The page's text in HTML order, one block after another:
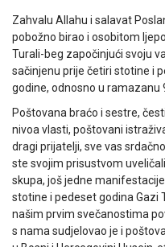
Zahvalu Allahu i salavat
pobožno birao i osobitom
Turali-beg započinjući svoju
sačinjenu prije četiri stotine i
godine, odnosno u ramazanu
Poštovana braćo i sestre,
nivoa vlasti, poštovani
dragi prijatelji, sve vas
ste svojim prisustvom
skupa, još jedne
stotine i pedeset godina Gazi
našim prvim svečanostima
s nama sudjelovao je i